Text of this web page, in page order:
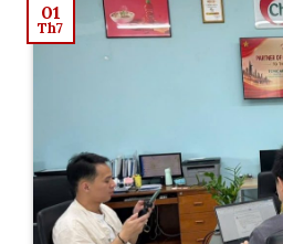
01
Th7